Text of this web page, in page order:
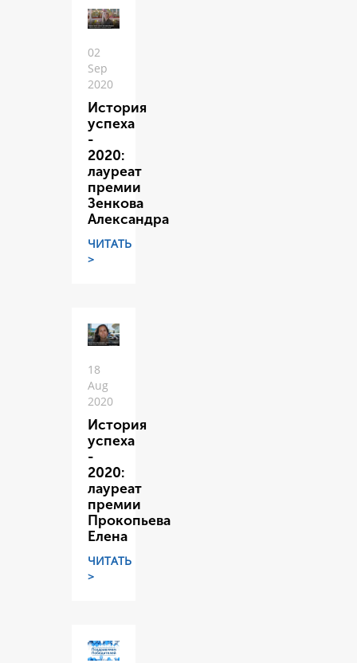
02
Sep
2020
История
успеха
-
2020:
лауреат
премии
Зенкова
Александра
ЧИТАТЬ
>
18
Aug
2020
История
успеха
-
2020:
лауреат
премии
Прокопьева
Елена
ЧИТАТЬ
>